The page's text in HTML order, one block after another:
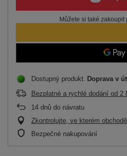
Můžete si také zakoupit
Dostupný produkt Doprava v
Bezplatné a rychlé dodání od 2
14 dnů do návratu
Zkontrolujte, ve kterém
Bezpečné nakupování